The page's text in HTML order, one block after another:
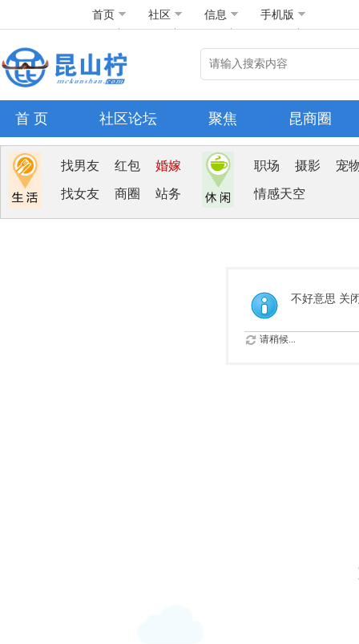
首页 社区 信息 手机版
首 页 社区论坛 聚焦 昆商圈
找男友 红包 婚嫁
找女友 商圈 站务
职场 摄影 宠
情感天空
不好意思 关
请稍候...